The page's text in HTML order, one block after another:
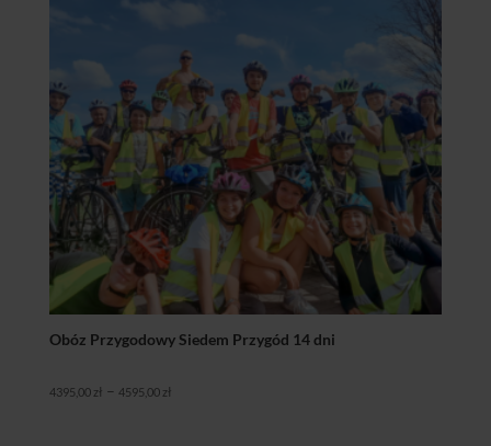
Obóz Przygodowy Siedem Przygód 14 dni
4395,00 zł – 4595,00 złZakres